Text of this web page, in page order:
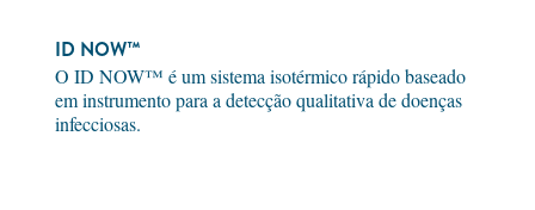
ID NOW™
O ID NOW™ é um sistema isotérmico rápido baseado
em instrumento para a detecção qualitativa de doenças
infecciosas.